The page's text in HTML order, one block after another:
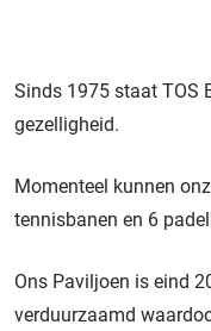
Sinds 1975 staat TOS
gezelligheid.
Momenteel kunnen
tennisbanen en 6
Ons Paviljoen is eind
verduurzaamd